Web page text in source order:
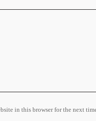
in this browser for the next